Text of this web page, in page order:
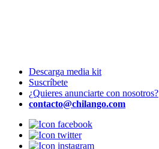
Descarga media kit
Suscríbete
¿Quieres anunciarte con nosotros?
contacto@chilango.com